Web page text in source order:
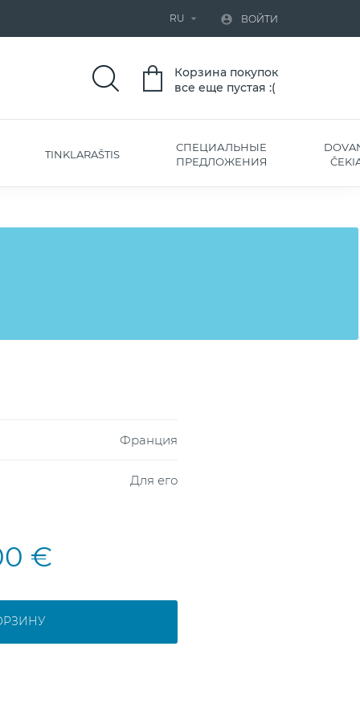
RU   ВОЙТИ
Корзина покупок
все еще пустая :(
TINKLARAŠTIS
СПЕЦИАЛЬНЫЕ
ПРЕДЛОЖЕНИЯ
Франция
Для его
€